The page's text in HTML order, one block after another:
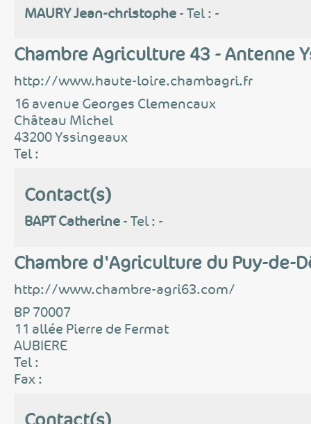
MAURY Jean-christophe- Tel : -
Chambre Agriculture 43 - Antenne
http://www.haute-loire.chambagri.fr
16 avenue Georges Clemencaux
Château Michel
43200 Yssingeaux
Tel :
Contact(s)
BAPT Catherine- Tel : -
Chambre d'Agriculture du Puy-de-
http://www.chambre-agri63.com/
BP 70007
11 allée Pierre de Fermat
AUBIERE
Tel :
Fax :
Contact(s)